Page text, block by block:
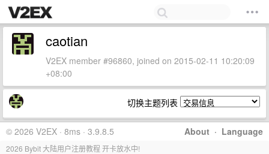
caotian
V2EX member #96860, joined on 2015-02-11 10:20:09
+08:00
切换主题列表
About · Language
© 2026 V2EX · 8ms · 3.9.8.5
2026 Bybit 大陆用户注册教程 开卡放水中!